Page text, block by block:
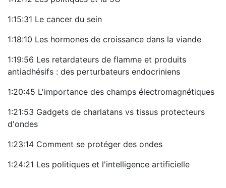
1:15:31 Le cancer du sein
1:18:10 Les hormones de croissance dans la viande
1:19:56 Les retardateurs de flamme et produits
antiadhésifs : des perturbateurs endocriniens
1:20:45 L'importance des champs électromagnétiques
1:21:53 Gadgets de charlatans vs tissus protecteurs
d'ondes
1:23:14 Comment se protéger des ondes
1:24:21 Les politiques et l'intelligence artificielle